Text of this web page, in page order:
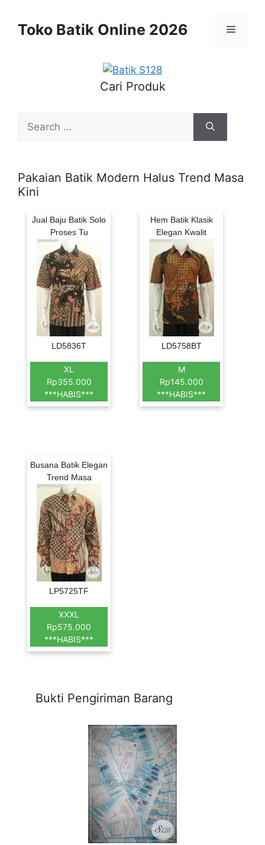
contentToko Batik Online 2026 Menu
Cari Produk
for:
Pakaian Batik Modern Halus Trend Masa
Kini
Jual Baju Batik Solo
Proses Tu
LD5836T
XL
Rp355.000
***HABIS***
Hem Batik Klasik
Elegan Kwalit
LD5758BT
M
Rp145.000
***HABIS***
Busana Batik Elegan
Trend Masa
LP5725TF
XXXL
Rp575.000
***HABIS***
Bukti Pengiriman Barang